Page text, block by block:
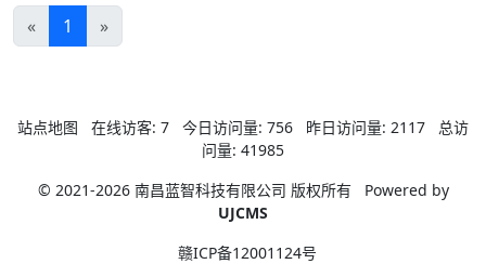
« 1 »
站点地图 在线访客: 7 今日访问量: 756 昨日访问量: 2117
总访
问量: 41985
© 2021-2026 南昌蓝智科技有限公司 版权所有
Powered by
UJCMS
赣ICP备12001124号